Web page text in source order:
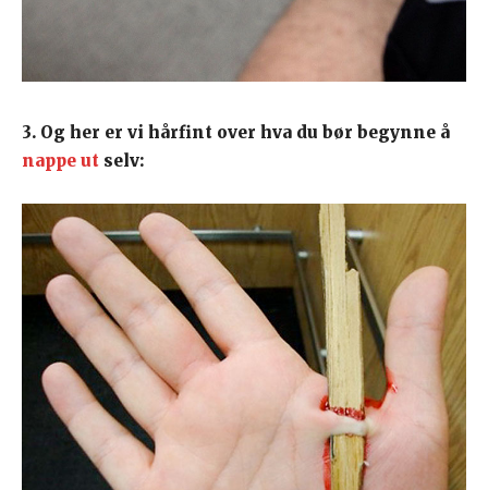
3. Og her er vi hårfint over hva du bør begynne å
nappe ut selv: